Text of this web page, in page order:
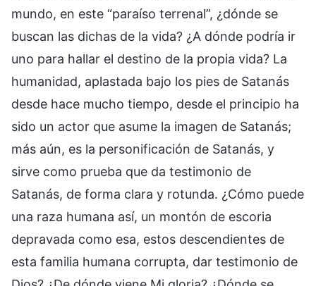
mundo, en este “paraíso terrenal”, ¿dónde se
buscan las dichas de la vida? ¿A dónde podría ir
uno para hallar el destino de la propia vida? La
humanidad, aplastada bajo los pies de Satanás
desde hace mucho tiempo, desde el principio ha
sido un actor que asume la imagen de Satanás;
más aún, es la personificación de Satanás, y
sirve como prueba que da testimonio de
Satanás, de forma clara y rotunda. ¿Cómo puede
una raza humana así, un montón de escoria
depravada como esa, estos descendientes de
esta familia humana corrupta, dar testimonio de